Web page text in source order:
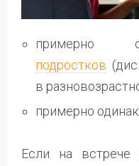
примерно
подростков
в
примерно
Если на встрече